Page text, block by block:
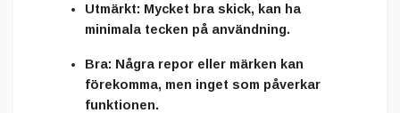
Utmärkt: Mycket bra skick, kan ha
minimala tecken på användning.
Bra: Några repor eller märken kan
förekomma, men inget som påverkar
funktionen.